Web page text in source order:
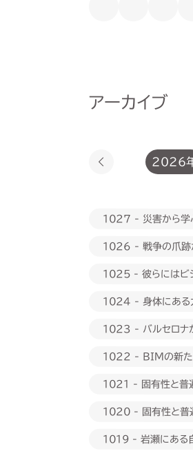
アーカイブ
2026
1027 - 災害から学
1026 - 戦争の爪跡
1025 - 彼らにはビ
1024 - 身体にある
1023 - バルセロナ
1022 - BIMの新た
1021 - 固有性と普
1020 - 固有性と普
1019 - 岩瀬にある